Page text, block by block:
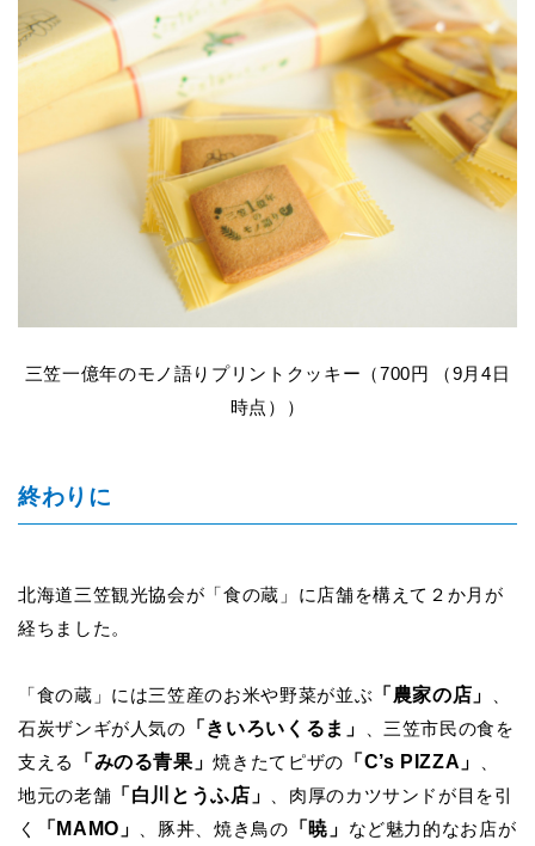
三笠一億年のモノ語りプリントクッキー（700円
（9月4日
時点）
）
終わりに
北海道三笠観光協会が「食の蔵」に店舗を構えて２か月が
経ちました。
「食の蔵」には三笠産のお米や野菜が並ぶ 「農家の店」
石炭ザンギが人気の 「きいろいくるま」
、三笠市民の食を
支える
「みのる青果」焼きたてピザの 「C’s PIZZA 」
地元の老舗 「白川とうふ店」
、肉厚のカツサンドが目を引
く
「MAMO」 、豚丼、焼き鳥の 「暁」
など魅力的なお店が